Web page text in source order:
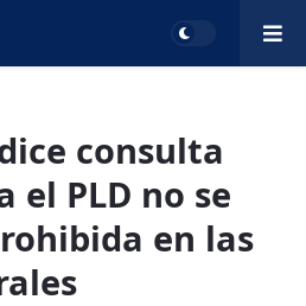
consulta
el PLD no se
en las